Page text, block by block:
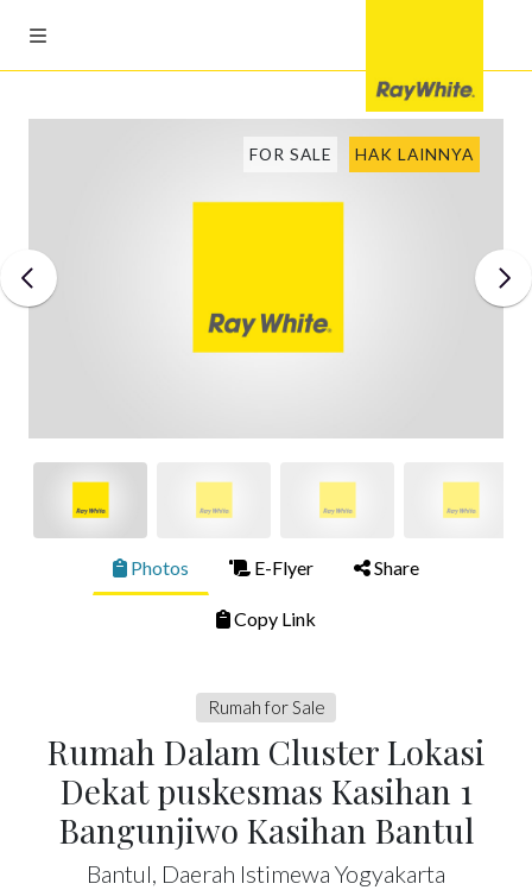
FOR SALE HAK LAINNYA
Photos E-Flyer Share
Copy Link
Rumah for Sale
Rumah Dalam Cluster Lokasi
Dekat puskesmas Kasihan 1
Bangunjiwo Kasihan Bantul
Bantul, Daerah Istimewa Yogyakarta